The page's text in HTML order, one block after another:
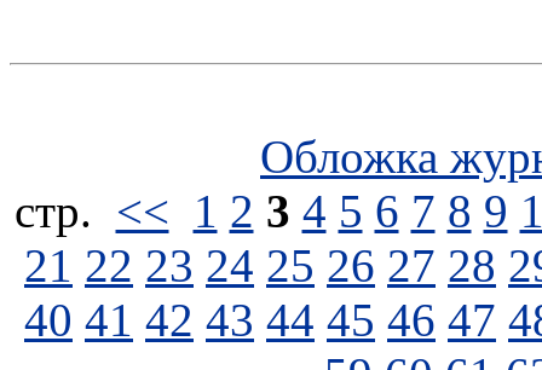
Обложка
стp. << 1 2 3 4 5 6 7 8 9
21 22 23 24 25 26 27 28
40 41 42 43 44 45 46 47